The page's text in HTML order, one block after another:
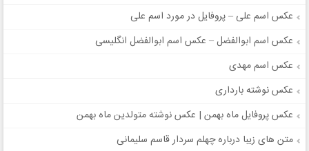
عکس اسم علی – پروفایل در مورد اسم علی
عکس اسم ابوالفضل – عکس اسم ابوالفضل انگلیسی
عکس اسم مهدی
عکس نوشته بارداری
عکس پروفایل ماه بهمن | عکس نوشته متولدین ماه بهمن
متن های زیبا درباره چهلم سردار قاسم سلیمانی